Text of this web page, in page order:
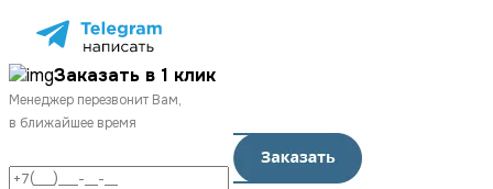
Заказать в 1 клик
Менеджер перезвонит Вам,
в ближайшее время